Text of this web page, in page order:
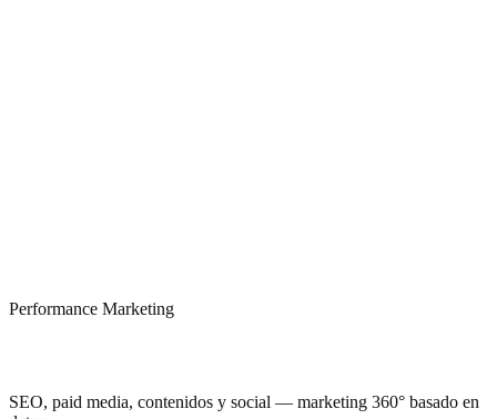
Performance Marketing
SEO, paid media, contenidos y social — marketing 360° basado en